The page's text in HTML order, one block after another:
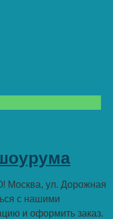
Москва, ул. Дорожная
с нашими
и оформить заказ.